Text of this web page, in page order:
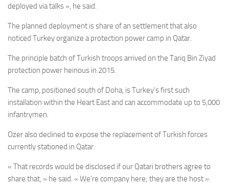
deployed via talks », he said.
The planned deployment is share of an settlement that also
noticed Turkey organize a protection power camp in Qatar.
The principle batch of Turkish troops arrived on the Tariq Bin Ziyad
protection power heinous in 2015.
The camp, positioned south of Doha, is Turkey’s first such
installation within the Heart East and can accommodate up to 5,000
infantrymen.
Ozer also declined to expose the replacement of Turkish forces
currently stationed in Qatar.
« That records would be disclosed if our Qatari brothers agree to
share that, » he said. « We’re company here; they are the host ».